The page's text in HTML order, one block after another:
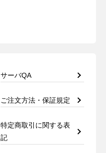
サーバQA
ご注文方法・保証規定
特定商取引に関する表
記